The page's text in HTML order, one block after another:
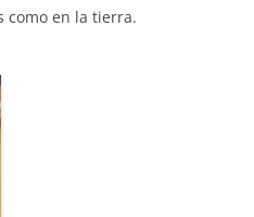
como en la tierra.